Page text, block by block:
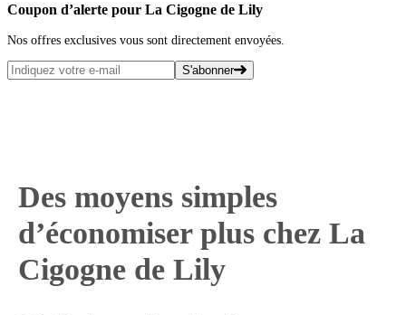
Coupon d’alerte pour La Cigogne de Lily
Nos offres exclusives vous sont directement envoyées.
S'abonner
Des moyens simples
d’économiser plus chez La
Cigogne de Lily